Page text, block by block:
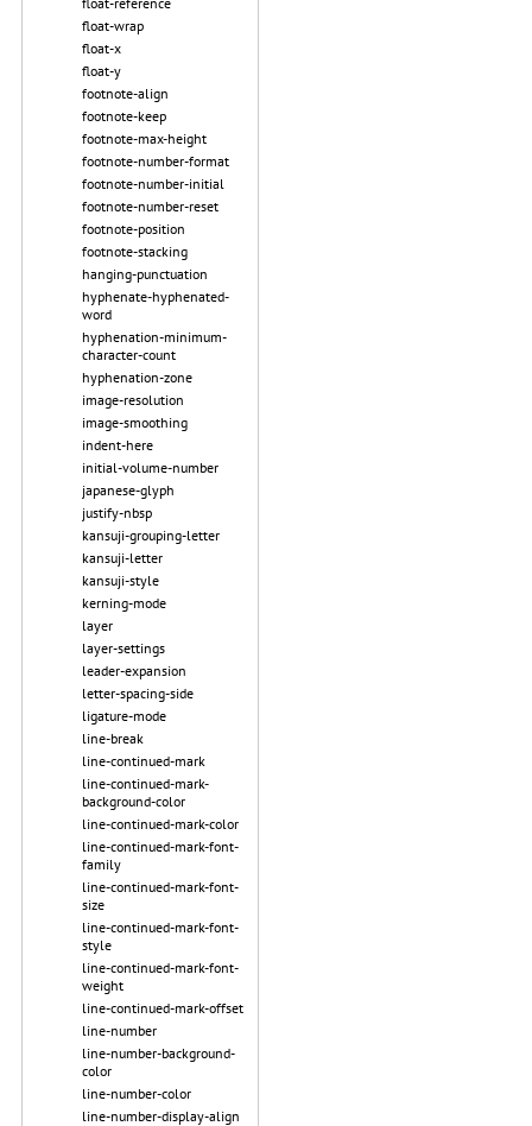
float-wrap
float-x
float-y
footnote-align
footnote-keep
footnote-max-height
footnote-number-format
footnote-number-initial
footnote-number-reset
footnote-position
footnote-stacking
hanging-punctuation
hyphenate-hyphenated-
word
hyphenation-minimum-
character-count
hyphenation-zone
image-resolution
image-smoothing
indent-here
initial-volume-number
japanese-glyph
justify-nbsp
kansuji-grouping-letter
kansuji-letter
kansuji-style
kerning-mode
layer
layer-settings
leader-expansion
letter-spacing-side
ligature-mode
line-break
line-continued-mark
line-continued-mark-
background-color
line-continued-mark-color
line-continued-mark-font-
family
line-continued-mark-font-
size
line-continued-mark-font-
style
line-continued-mark-font-
weight
line-continued-mark-offset
line-number
line-number-background-
color
line-number-color
line-number-display-align